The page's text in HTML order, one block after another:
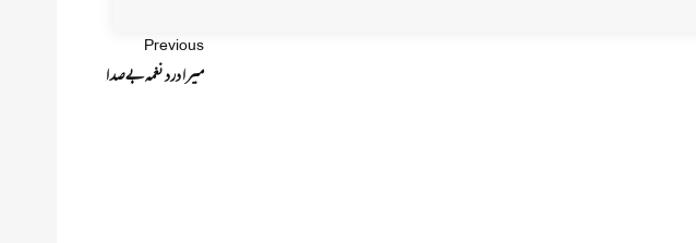
Previous
میرا درد نغمہ بے صدا